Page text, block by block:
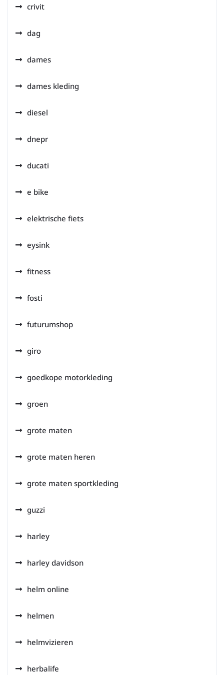
crivit
dag
dames
dames kleding
diesel
dnepr
ducati
e bike
elektrische fiets
eysink
fitness
fosti
futurumshop
giro
goedkope motorkleding
groen
grote maten
grote maten heren
grote maten sportkleding
guzzi
harley
harley davidson
helm online
helmen
helmvizieren
herbalife